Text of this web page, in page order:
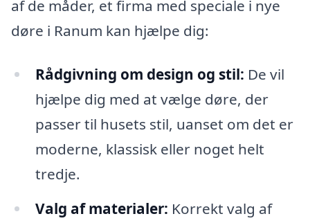
af de måder, et firma med speciale i nye
døre i Ranum kan hjælpe dig:
Rådgivning om design og stil: De vil
hjælpe dig med at vælge døre, der
passer til husets stil, uanset om det er
moderne, klassisk eller noget helt
tredje.
Valg af materialer: Korrekt valg af